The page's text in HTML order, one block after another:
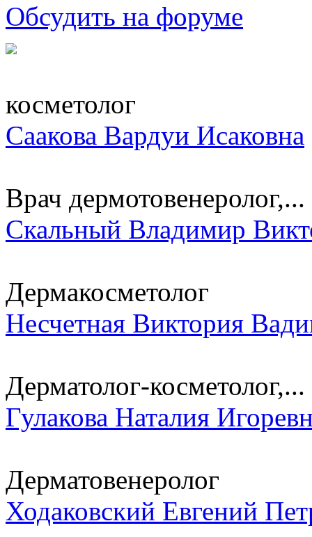
Обсудить на форуме
косметолог
Саакова Вардуи Исаковна
Врач дермотовенеролог,...
Скальный Владимир
Дермакосметолог
Несчетная Виктория
Дерматолог-косметолог,...
Гулакова Наталия
Дерматовенеролог
Ходаковский Евгений